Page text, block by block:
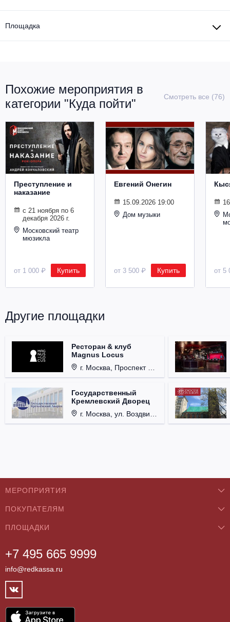
Площадка
Похожие мероприятия в
категории "Куда пойти"
Смотреть все (76)
Преступление и
наказание
с 21 ноября по 6
декабря 2026 г.
Московский театр
мюзикла
от 1 000 ₽ Купить
Евгений Онегин
15.09.2026 19:00
Дом музыки
от 3 500 ₽ Купить от 5
Другие площадки
Ресторан & клуб
Magnus Locus
г. Москва, Проспект Мира, д. 12, стр. 9.
Государственный
Кремлевский Дворец
г. Москва, ул. Воздвиженка, д. 1, Кремль.
+7 495 665 9999
info@redkassa.ru
МЕРОПРИЯТИЯ
Концерты
Классика
Театры
Фестивали
Спорт
Цирк
ПОКУПАТЕЛЯМ
О нас
Как купить
Возврат билетов
Контакты
Партнёры
ПЛОЩАДКИ
Бар/Ресторан/Кафе
Клуб
Концертный зал
Театр